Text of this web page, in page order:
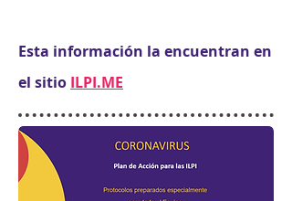
Esta información la encuentran en
el sitio ILPI.ME